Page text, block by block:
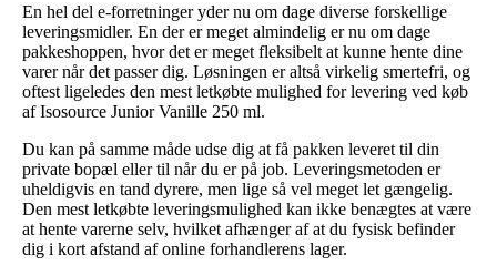
En hel del e-forretninger yder nu om dage diverse forskellige
leveringsmidler. En der er meget almindelig er nu om dage
pakkeshoppen, hvor det er meget fleksibelt at kunne hente dine
varer når det passer dig. Løsningen er altså virkelig smertefri, og
oftest ligeledes den mest letkøbte mulighed for levering ved køb
af Isosource Junior Vanille 250 ml.
Du kan på samme måde udse dig at få pakken leveret til din
private bopæl eller til når du er på job. Leveringsmetoden er
uheldigvis en tand dyrere, men lige så vel meget let gængelig.
Den mest letkøbte leveringsmulighed kan ikke benægtes at være
at hente varerne selv, hvilket afhænger af at du fysisk befinder
dig i kort afstand af online forhandlerens lager.